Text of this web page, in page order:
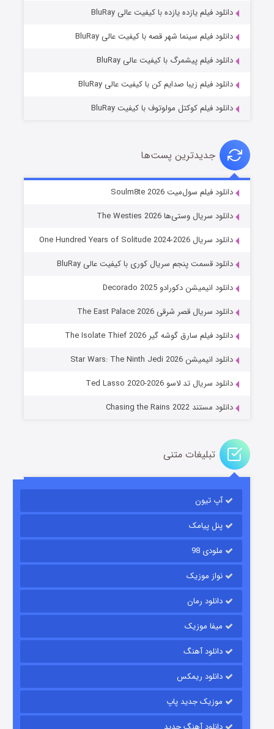
شوگر فصل ۲
خاندان اژدها فصل ۳
قسمت ۱۴ (زیرنویس)
رویایی برای تو
قسمت
دانلود فیلم یازده یازده با کیفیت عالی BluRay
دانلود فیلم سینما شهر قصه با کیفیت عالی BluRay
دانلود فیلم پیشمرگ با کیفیت عالی BluRay
دانلود فیلم زیبا صدایم کن با کیفیت عالی BluRay
دانلود فیلم کوکتل مولوتوف با کیفیت BluRay
جدیدترین پست‌ها
دانلود فیلم سول‌میت Soulm8te 2026
دانلود سریال وستی‌ها The Westies 2026
دانلود سریال One Hundred Years of Solitude 2024-2026
دانلود قسمت پنجم سریال کوری با کیفیت عالی BluRay
دانلود انیمیشن دکورادو Decorado 2025
دانلود سریال قصر شرقی The East Palace 2026
دانلود فیلم سارق گوشه گیر The Isolate Thief 2026
دانلود انیمیشن Star Wars: The Ninth Jedi 2026
دانلود سریال تد لاسو Ted Lasso 2020-2026
دانلود مستند Chasing the Rains 2022
تبلیغات متنی
آپ تیون
پنل پیامک
ملودی 98
نواز موزیک
دانلود رمان
میفا موزیک
دانلود آهنگ
دانلود ریمکس
موزیک جدید پاپ